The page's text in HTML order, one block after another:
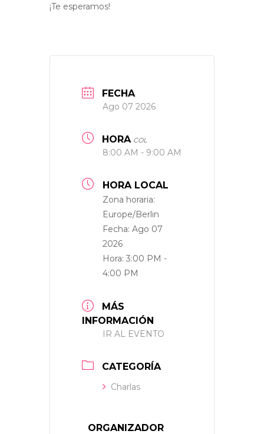
¡Te esperamos!
FECHA
Ago 07 2026
HORA COL
8:00 AM - 9:00 AM
HORA LOCAL
Zona horaria:
Europe/Berlin
Fecha: Ago 07
2026
Hora: 3:00 PM -
4:00 PM
MÁS
INFORMACIÓN
IR AL EVENTO
CATEGORÍA
Charlas
ORGANIZADOR